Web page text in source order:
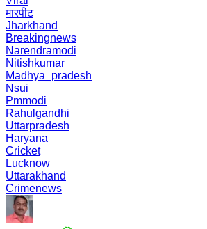
मारपीट
Jharkhand
Breakingnews
Narendramodi
Nitishkumar
Madhya_pradesh
Nsui
Pmmodi
Rahulgandhi
Uttarpradesh
Haryana
Cricket
Lucknow
Uttarakhand
Crimenews